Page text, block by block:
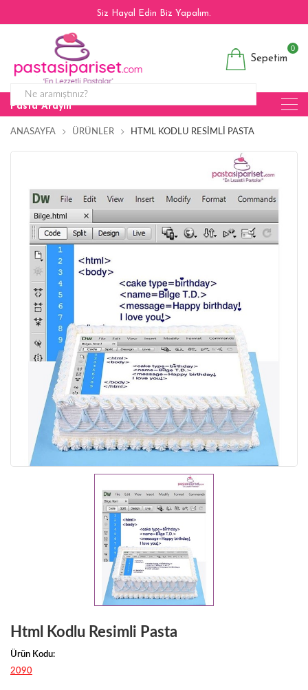
Siz Hayal Edin Biz Yapalım.
Sepetim
0
Pasta Arayın
ANASAYFA ÜRÜNLER HTML KODLU RESIMLI PASTA
Html Kodlu Resimli Pasta
Ürün Kodu:
2090